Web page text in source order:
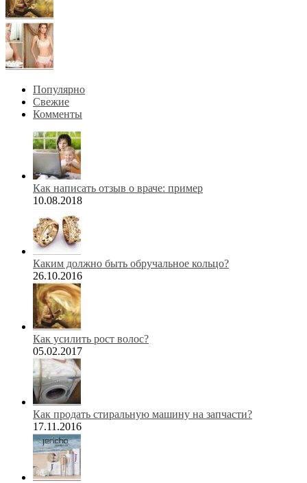
Популярно
Свежие
Комменты
Как написать отзыв о враче: пример
10.08.2018
Каким должно быть обручальное кольцо?
26.10.2016
Как усилить рост волос?
05.02.2017
Как продать стиральную машину на запчасти?
17.11.2016